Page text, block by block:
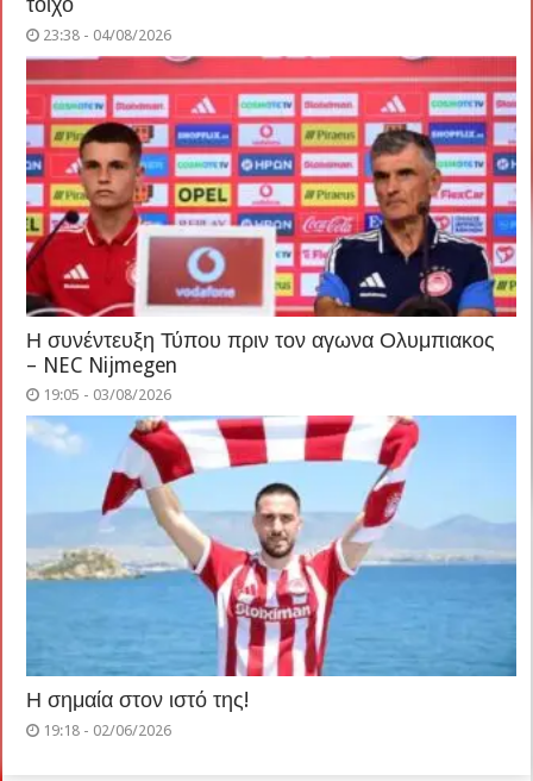
τοίχο
23:38 - 04/08/2026
Η συνέντευξη Τύπου πριν τον αγωνα Ολυμπιακος
– NEC Nijmegen
19:05 - 03/08/2026
Η σημαία στον ιστό της!
19:18 - 02/06/2026